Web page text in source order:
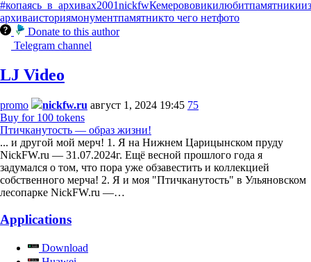
#копаясь_в_архивах2001nickfwКемерововикилюбитпамятникииз
архиваисториямонументпамятникто чего нетфото
Donate to this author
Telegram channel
LJ Video
promo nickfw.ru август 1, 2024 19:45 75
Buy for 100 tokens
Птичканутость — образ жизни!
... и другой мой мерч! 1. Я на Нижнем Царицынском пруду
NickFW.ru — 31.07.2024г. Ещё весной прошлого года я
задумался о том, что пора уже обзавестить и коллекцией
собственного мерча! 2. Я и моя "Птичканутость" в Ульяновском
лесопарке NickFW.ru —…
Applications
Download